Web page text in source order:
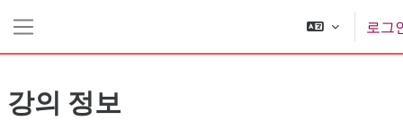
로그
강의 정보